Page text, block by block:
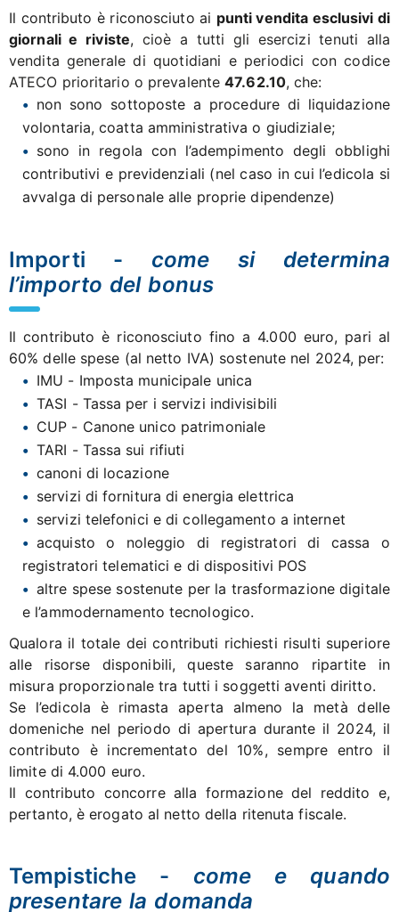
Il contributo è riconosciuto ai punti vendita esclusivi di
giornali e riviste, cioè a tutti gli esercizi tenuti alla
vendita generale di quotidiani e periodici con codice
ATECO prioritario o prevalente47.62.10, che:
non sono sottoposte a procedure di liquidazione
volontaria, coatta amministrativa o giudiziale;
sono in regola con l’adempimento degli obblighi
contributivi e previdenziali (nel caso in cui l’edicola si
avvalga di personale alle proprie dipendenze)
Importi - come si determina
l’importo del bonus
Il contributo è riconosciuto fino a 4.000 euro, pari al
60% delle spese (al netto IVA) sostenute nel 2024, per:
IMU - Imposta municipale unica
TASI - Tassa per i servizi indivisibili
CUP - Canone unico patrimoniale
TARI - Tassa sui rifiuti
canoni di locazione
servizi di fornitura di energia elettrica
servizi telefonici e di collegamento a internet
acquisto o noleggio di registratori di cassa o
registratori telematici e di dispositivi POS
altre spese sostenute per la trasformazione digitale
e l’ammodernamento tecnologico.
Qualora il totale dei contributi richiesti risulti superiore
alle risorse disponibili, queste saranno ripartite in
misura proporzionale tra tutti i soggetti aventi diritto.
Se l’edicola è rimasta aperta almeno la metà delle
domeniche nel periodo di apertura durante il 2024, il
contributo è incrementato del 10%, sempre entro il
limite di 4.000 euro.
Il contributo concorre alla formazione del reddito e,
pertanto, è erogato al netto della ritenuta fiscale.
Tempistiche - come e quando
presentare la domanda